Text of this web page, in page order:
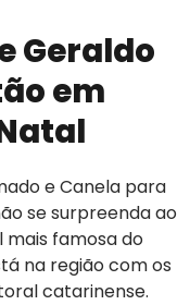
Geraldo
em
e Canela para
se surpreenda ao
famosa do
na região com os
catarinense.